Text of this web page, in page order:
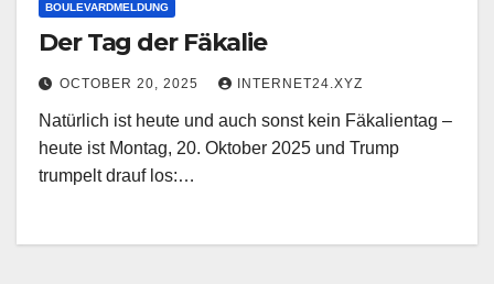
BOULEVARDMELDUNG
Der Tag der Fäkalie
OCTOBER 20, 2025 INTERNET24.XYZ
Natürlich ist heute und auch sonst kein Fäkalientag –
heute ist Montag, 20. Oktober 2025 und Trump
trumpelt drauf los:…